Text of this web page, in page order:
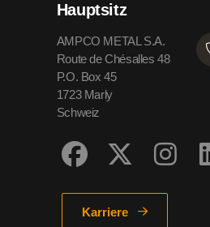
Hauptsitz
AMPCO METAL S.A.
Route de Chésalles 48
P.O. Box 45
1723 Marly
Schweiz
Karriere